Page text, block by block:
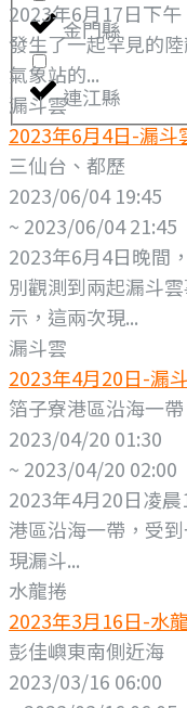
金門縣
連江縣
2023年6月17日下
發生了一起罕見的
氣象站的...
漏斗雲
2023年6月4日-漏斗
三仙台、都歷
2023/06/04 19:45
~ 2023/06/04 21:45
2023年6月4日晚間
別觀測到兩起漏斗
示，這兩次現...
漏斗雲
2023年4月20日-漏
箔子寮港區沿海一帶
2023/04/20 01:30
~ 2023/04/20 02:00
2023年4月20日凌
港區沿海一帶，受
現漏斗...
水龍捲
2023年3月16日-水
彭佳嶼東南側近海
2023/03/16 06:00